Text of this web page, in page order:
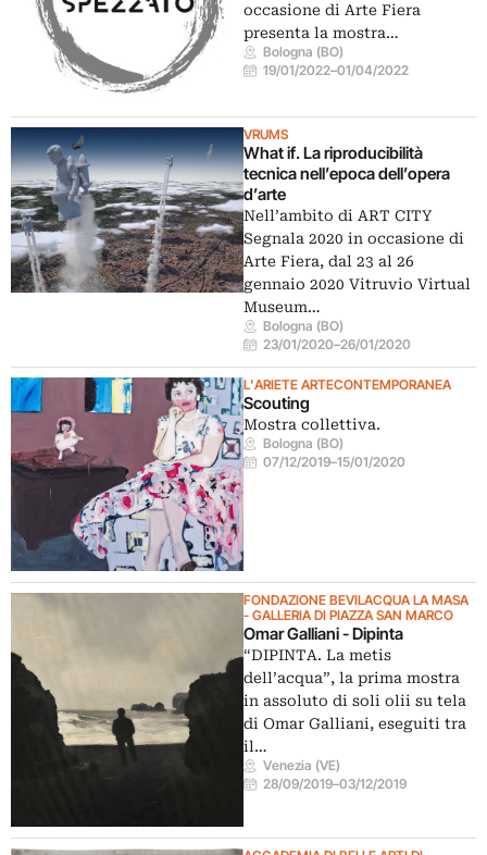
occasione di Arte Fiera
presenta la mostra…
Bologna (BO)
19/01/2022–01/04/2022
VRUMS
What if. La riproducibilità
tecnica nell’epoca dell’opera
d’arte
Nell’ambito di ART CITY
Segnala 2020 in occasione di
Arte Fiera, dal 23 al 26
gennaio 2020 Vitruvio Virtual
Museum…
Bologna (BO)
23/01/2020–26/01/2020
L'ARIETE ARTECONTEMPORANEA
Scouting
Mostra collettiva.
Bologna (BO)
07/12/2019–15/01/2020
FONDAZIONE BEVILACQUA LA MASA
- GALLERIA DI PIAZZA SAN MARCO
Omar Galliani - Dipinta
“DIPINTA. La metis
dell’acqua”, la prima mostra
in assoluto di soli olii su tela
di Omar Galliani, eseguiti tra
il…
Venezia (VE)
28/09/2019–03/12/2019